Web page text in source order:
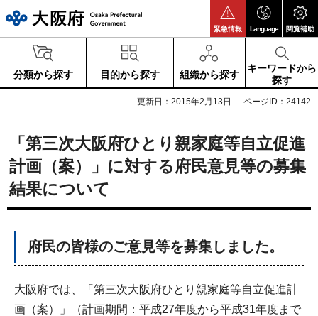
緊急情報 Language 閲覧補助
分類から探す 目的から探す 組織から探す
キーワードから
探す
更新日：2015年2月13日 ページID：24142
「第三次大阪府ひとり親家庭等自立促進
計画（案）」に対する府民意見等の募集
結果について
府民の皆様のご意見等を募集しました。
大阪府では、「第三次大阪府ひとり親家庭等自立促進計
画（案）」（計画期間：平成27年度から平成31年度まで